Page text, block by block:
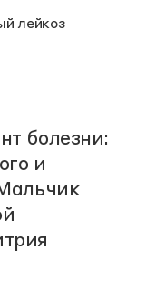
лейкоз
болезни:
и